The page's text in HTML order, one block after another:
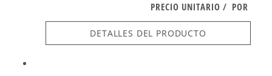
PRECIO UNITARIO / POR
DETALLES DEL PRODUCTO